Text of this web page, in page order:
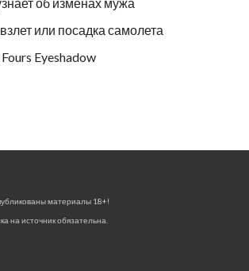
или посадка самолета
Eyeshadow
материалы 18+!
на источник обязательна.